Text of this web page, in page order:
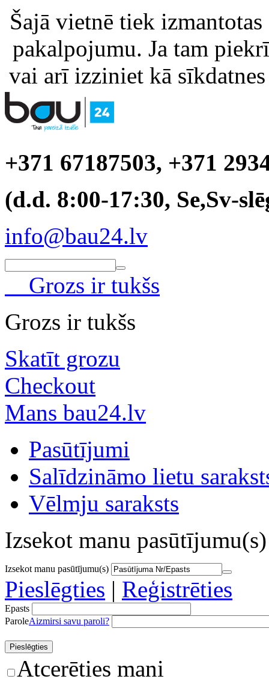
Šajā vietnē tiek
pakalpojumu. Ja tam
vai arī izziniet kā
+371 67187503, +371
(d.d. 8:00-17:30, Se,Sv-
info@bau24.lv
Grozs ir tukšs
Grozs ir tukšs
Skatīt grozu
Checkout
Mans bau24.lv
Pasūtījumi
Salīdzināmo lietu
Vēlmju saraksts
Izsekot manu pasūtījumu(s)
Izsekot manu pasūtījumu(s)
Pieslēgties | Reģistrēties
Epasts
ParoleAizmirsi savu paroli?
Atcerēties mani